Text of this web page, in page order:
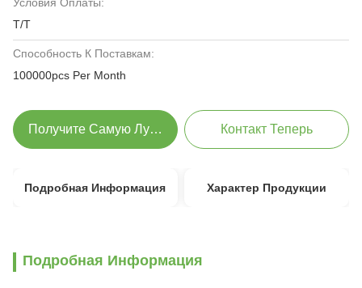
T/T
Способность К Поставкам:
100000pcs Per Month
Получите Самую Лучшую Цену Контакт Теперь
Подробная Информация Характер Продукции
Подробная Информация